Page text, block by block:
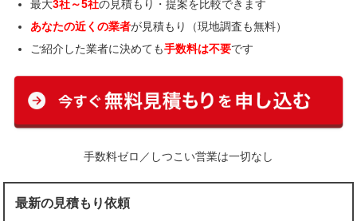
最大3社～5社の見積もり・提案を比較できます
あなたの近くの業者が見積もり（現地調査も無料）
ご紹介した業者に決めても手数料は不要です
手数料ゼロ／しつこい営業は一切なし
最新の見積もり依頼